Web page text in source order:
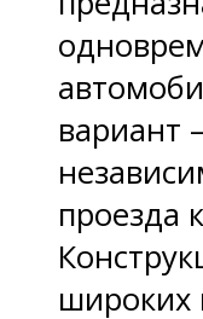
вариант
проезда
широких